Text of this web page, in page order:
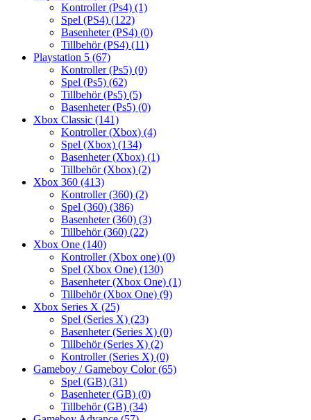
Kontroller (Ps4) (1)
Spel (PS4) (122)
Basenheter (PS4) (0)
Tillbehör (PS4) (11)
Playstation 5 (67)
Kontroller (Ps5) (0)
Spel (Ps5) (62)
Tillbehör (Ps5) (5)
Basenheter (Ps5) (0)
Xbox Classic (141)
Kontroller (Xbox) (4)
Spel (Xbox) (134)
Basenheter (Xbox) (1)
Tillbehör (Xbox) (2)
Xbox 360 (413)
Kontroller (360) (2)
Spel (360) (386)
Basenheter (360) (3)
Tillbehör (360) (22)
Xbox One (140)
Kontroller (Xbox one) (0)
Spel (Xbox One) (130)
Basenheter (Xbox One) (1)
Tillbehör (Xbox One) (9)
Xbox Series X (25)
Spel (Series X) (23)
Basenheter (Series X) (0)
Tillbehör (Series X) (2)
Kontroller (Series X) (0)
Gameboy / Gameboy Color(65)
Spel (GB) (31)
Basenheter (GB) (0)
Tillbehör (GB) (34)